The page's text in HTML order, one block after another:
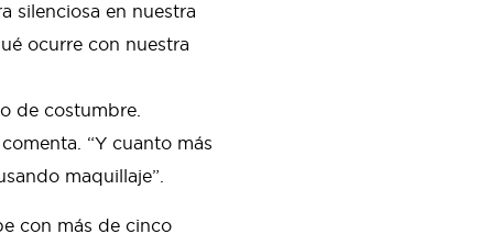
silenciosa en nuestra
ocurre con nuestra
de costumbre.
comenta. “Y cuanto más
maquillaje”.
con más de cinco